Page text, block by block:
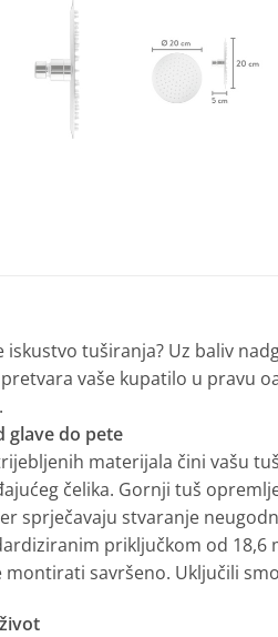
iskustvo tuširanja? Uz baliv
vaše kupatilo u pravu
glave do pete
materijala čini vašu
čelika. Gornji tuš
sprječavaju stvaranje
priključkom od
montirati savršeno. Uključili